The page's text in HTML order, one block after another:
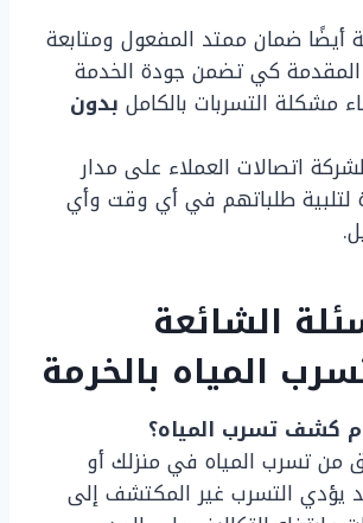
أيضًا ضمان ممتد المفعول ومتابعة
المقدمة كي تضمن جودة الخدمة
مشكلة التسربات بالكامل بدون
اتصالات العملاء على مدار
لتلبية طلباتهم في أي وقت وأي
الشائعة
المياه بالخرمة
كشف تسرب المياه؟
من تسرب المياه في منزلك أو
يؤدي التسرب غير المكتشف إلى